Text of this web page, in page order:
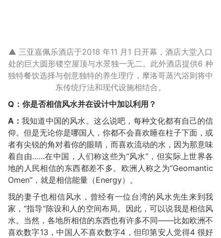
▲ 三亚嘉佩乐酒店于2018 年11 月1 日开幕，酒店大堂入口
处的巨大圆形镂空屋顶与水景独一无二。此外酒店提供6 种
独特餐饮选择与创意独特的养生理疗，摩洛哥蒸汽浴则将中
东传统疗法和现代设施相结合。
Q：你是否相信风水并在设计中加以利用？
A：我知道中国的风水。这么说吧，每种文化都有自己的信
仰。但是无论你是哪国人，你都不会喜欢睡在柱子下面，或
者有尖锐的角对着你的眼睛，而喜欢流动的水，因为那意味
着自由……在中国，人们称这些为“风水”，但实际上世界各
地的人民相信的东西都差不多。欧洲人称之为“Geomantic
Omen”，就是相信能量（Energy）。
我的妻子也相信风水，曾经有一位台湾的风水先生来到我
家，“指导”陈设和人的空间布局。因此，可以说我是相信风
水。当然，各地所相信的东西也有许多不同——比如欧洲不
喜欢数字13，中国人不喜欢数字4，但印第安人觉得4 很好